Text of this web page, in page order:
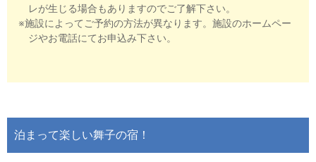
レが生じる場合もありますのでご了解下さい。
※施設によってご予約の方法が異なります。施設のホームペー
ジやお電話にてお申込み下さい。
泊まって楽しい舞子の宿！